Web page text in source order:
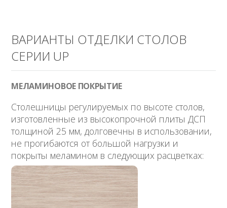
ВАРИАНТЫ ОТДЕЛКИ СТОЛОВ
СЕРИИ UP
МЕЛАМИНОВОЕ ПОКРЫТИЕ
Столешницы регулируемых по высоте столов,
изготовленные из высокопрочной плиты ДСП
толщиной 25 мм, долговечны в использовании,
не прогибаются от большой нагрузки и
покрыты меламином в следующих расцветках: